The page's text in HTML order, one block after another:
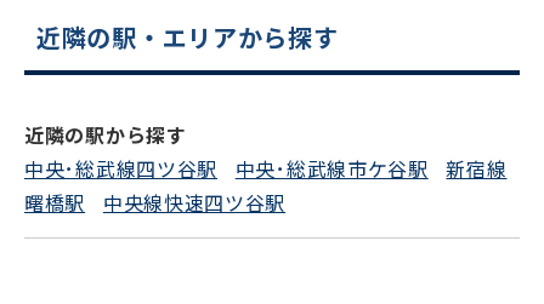
近隣の駅・エリアから探す
近隣の駅から探す
中央･総武線四ツ谷駅
中央･総武線市ケ谷駅
新宿線
曙橋駅
中央線快速四ツ谷駅